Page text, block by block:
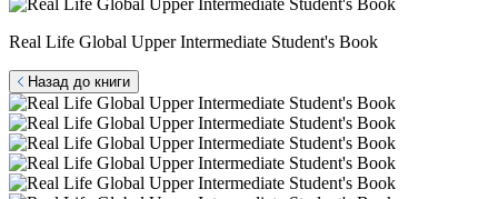
Real Life Global Upper Intermediate Student's Book
Назад до книги